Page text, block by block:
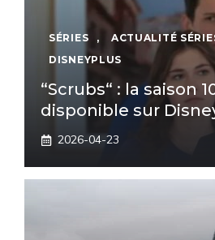
SÉRIES , ACTUALITÉ
DISNEYPLUS
“Scrubs“ : la saison
disponible sur
2026-04-23